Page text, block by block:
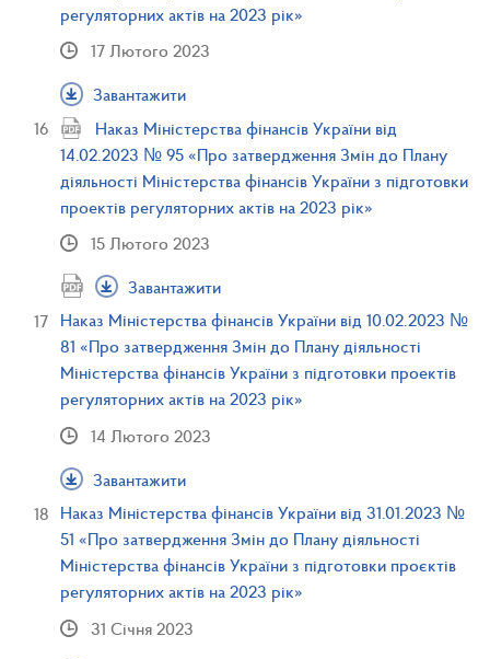
регуляторних актів на 2023 рік»
17 Лютого 2023
Завантажити
Наказ Міністерства фінансів України від
14.02.2023 № 95 «Про затвердження Змін до Плану
діяльності Міністерства фінансів України з підготовки
проектів регуляторних актів на 2023 рік»
15 Лютого 2023
Завантажити
Наказ Міністерства фінансів України від 10.02.2023 №
81 «Про затвердження Змін до Плану діяльності
Міністерства фінансів України з підготовки проектів
регуляторних актів на 2023 рік»
14 Лютого 2023
Завантажити
Наказ Міністерства фінансів України від 31.01.2023 №
51 «Про затвердження Змін до Плану діяльності
Міністерства фінансів України з підготовки проєктів
регуляторних актів на 2023 рік»
31 Січня 2023